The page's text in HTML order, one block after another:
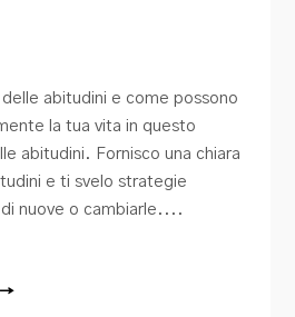
abitudini e come possono
la tua vita in questo
abitudini. Fornisco una chiara
e ti svelo strategie
nuove o cambiarle....
→